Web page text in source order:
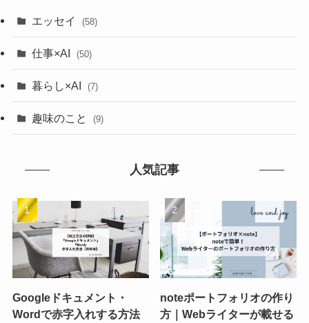
エッセイ (58)
仕事×AI (50)
暮らし×AI (7)
趣味のこと (9)
人気記事
Googleドキュメント・
Wordで赤字入れする方法
noteポートフォリオの作り
方｜Webライターが載せる